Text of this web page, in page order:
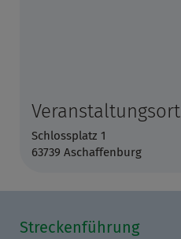
Veranstaltungsort
Schlossplatz 1
63739 Aschaffenburg
Streckenführung